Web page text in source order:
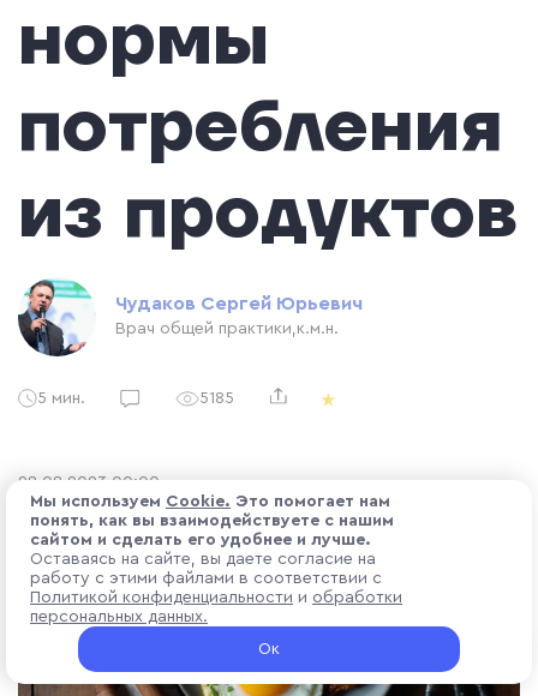
нормы
потребления
из продуктов
Чудаков Сергей Юрьевич
Врач общей практики,к.м.н.
5 мин. 5185
28.08.2023 00:00
Мы используем Cоokіе. Это помогает нам
понять, как вы взаимодействуете с нашим
сайтом и сделать его удобнее и лучше.
Оставаясь на сайте, вы даете согласие на
работу с этими файлами в соответствии с
Политикой конфиденциальности и обработки
персональных данных.
Ок